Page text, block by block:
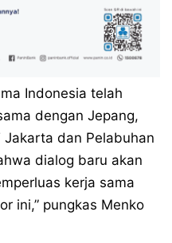
Indonesia telah
dengan Jepang,
dan Pelabuhan
dialog baru akan
kerja sama
ini,” pungkas Menko